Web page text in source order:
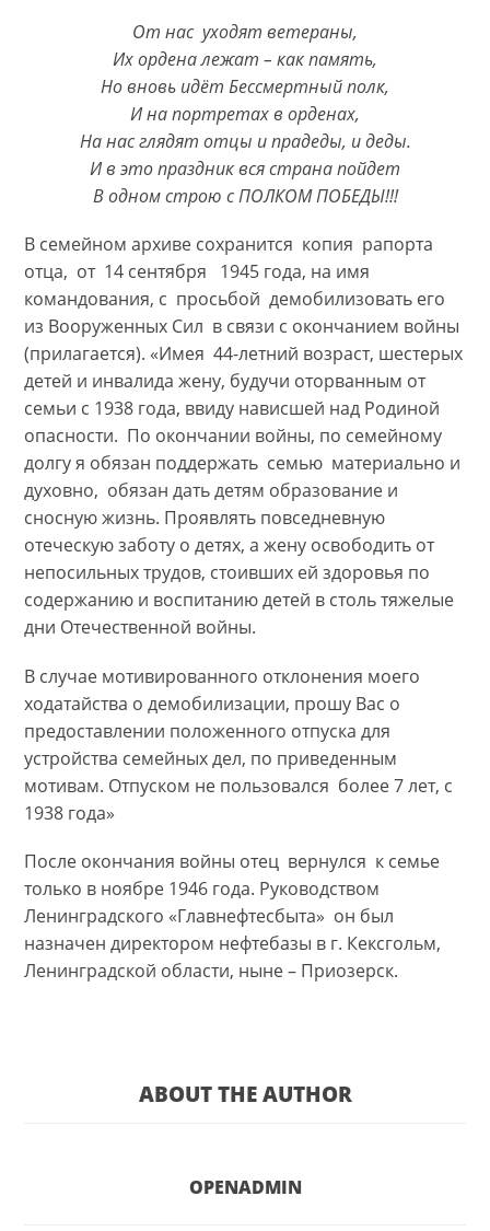
От нас уходят ветераны,
Их ордена лежат – как память,
Но вновь идёт Бессмертный полк,
И на портретах в орденах,
На нас глядят отцы и прадеды, и деды.
И в это праздник вся страна пойдет
В одном строю с ПОЛКОМ ПОБЕДЫ!!!
В семейном архиве сохранится копия рапорта
отца, от 14 сентября 1945 года, на имя
командования, с просьбой демобилизовать его
из Вооруженных Сил в связи с окончанием войны
(прилагается). «Имея 44-летний возраст, шестерых
детей и инвалида жену, будучи оторванным от
семьи с 1938 года, ввиду нависшей над Родиной
опасности. По окончании войны, по семейному
долгу я обязан поддержать семью материально и
духовно, обязан дать детям образование и
сносную жизнь. Проявлять повседневную
отеческую заботу о детях, а жену освободить от
непосильных трудов, стоивших ей здоровья по
содержанию и воспитанию детей в столь тяжелые
дни Отечественной войны.
В случае мотивированного отклонения моего
ходатайства о демобилизации, прошу Вас о
предоставлении положенного отпуска для
устройства семейных дел, по приведенным
мотивам. Отпуском не пользовался более 7 лет, с
1938 года»
После окончания войны отец вернулся к семье
только в ноябре 1946 года. Руководством
Ленинградского «Главнефтесбыта» он был
назначен директором нефтебазы в г. Кексгольм,
Ленинградской области, ныне – Приозерск.
ABOUT THE AUTHOR
OPENADMIN